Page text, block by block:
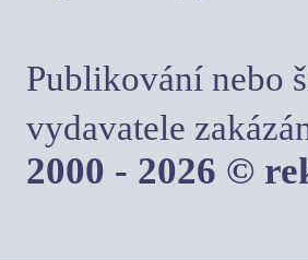
Publikování nebo
vydavatele
2000 - 2026 ©